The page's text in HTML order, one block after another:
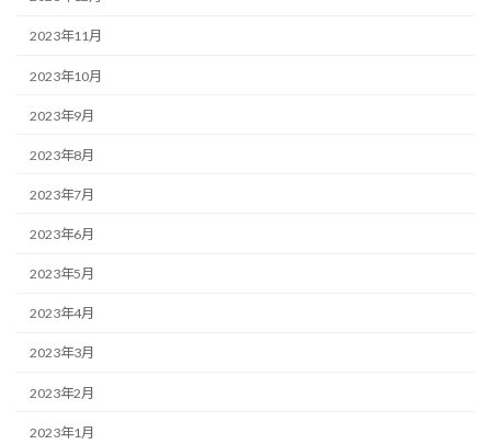
2023年11月
2023年10月
2023年9月
2023年8月
2023年7月
2023年6月
2023年5月
2023年4月
2023年3月
2023年2月
2023年1月